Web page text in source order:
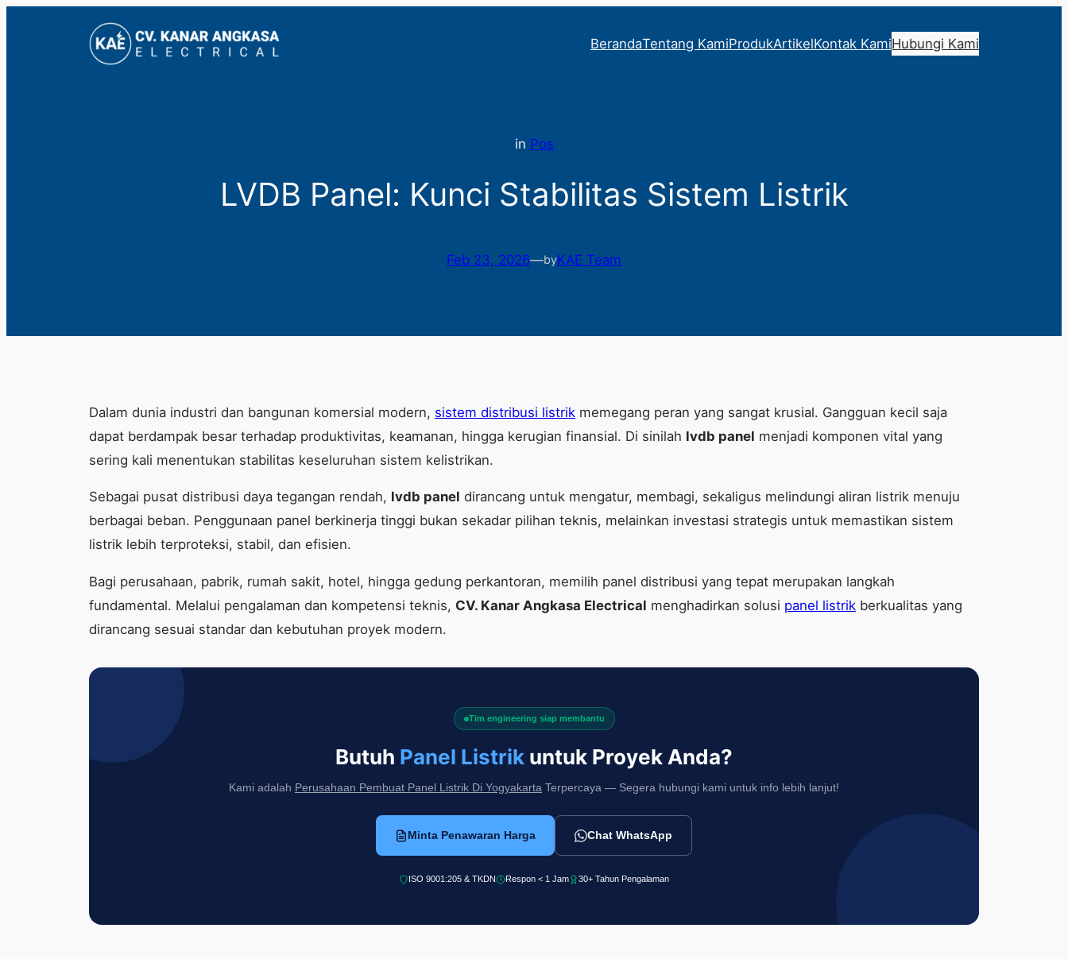
BerandaTentang KamiProdukArtikelKontak KamiHubungi Kami
in Pos
LVDB Panel: Kunci Stabilitas Sistem Listrik
Feb 23, 2026—byKAE Team
Dalam dunia industri dan bangunan komersial modern, sistem distribusi listrik memegang peran yang sangat krusial. Gangguan kecil saja
dapat berdampak besar terhadap produktivitas, keamanan, hingga kerugian finansial. Di sinilah lvdb panel menjadi komponen vital yang
sering kali menentukan stabilitas keseluruhan sistem kelistrikan.
Sebagai pusat distribusi daya tegangan rendah, lvdb panel dirancang untuk mengatur, membagi, sekaligus melindungi aliran listrik menuju
berbagai beban. Penggunaan panel berkinerja tinggi bukan sekadar pilihan teknis, melainkan investasi strategis untuk memastikan sistem
listrik lebih terproteksi, stabil, dan efisien.
Bagi perusahaan, pabrik, rumah sakit, hotel, hingga gedung perkantoran, memilih panel distribusi yang tepat merupakan langkah
fundamental. Melalui pengalaman dan kompetensi teknis, CV. Kanar Angkasa Electrical menghadirkan solusi panel listrik berkualitas yang
dirancang sesuai standar dan kebutuhan proyek modern.
Tim engineering siap membantu
Butuh Panel Listrik untuk Proyek Anda?
Kami adalah Perusahaan Pembuat Panel Listrik Di Yogyakarta Terpercaya — Segera hubungi kami untuk info lebih lanjut!
Minta Penawaran Harga Chat WhatsApp
ISO 9001:205 & TKDN Respon < 1 Jam 30+ Tahun Pengalaman